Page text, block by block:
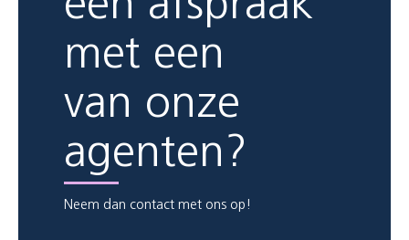
met een
van onze
agenten?
Neem dan contact met ons op!